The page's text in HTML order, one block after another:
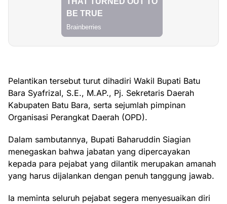
Pelantikan tersebut turut dihadiri Wakil Bupati Batu
Bara Syafrizal, S.E., M.AP., Pj. Sekretaris Daerah
Kabupaten Batu Bara, serta sejumlah pimpinan
Organisasi Perangkat Daerah (OPD).
Dalam sambutannya, Bupati Baharuddin Siagian
menegaskan bahwa jabatan yang dipercayakan
kepada para pejabat yang dilantik merupakan amanah
yang harus dijalankan dengan penuh tanggung jawab.
Ia meminta seluruh pejabat segera menyesuaikan diri